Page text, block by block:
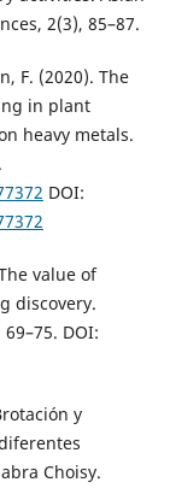
2(3), 85–87.
F. (2020). The
in plant
heavy metals.
DOI:
value of
discovery.
DOI:
y
Choisy.